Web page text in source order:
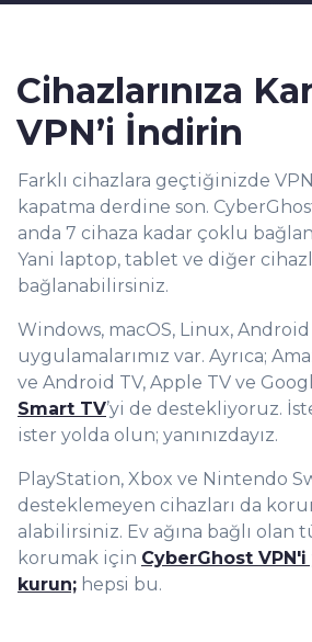
Cihazlarınıza
VPN’i İndirin
Farklı cihazlara geçtiğinizde
kapatma derdine son.
anda 7 cihaza kadar çoklu
Yani laptop, tablet ve diğer
bağlanabilirsiniz.
Windows, macOS, Linux,
uygulamalarımız var. Ayrıca;
ve Android TV, Apple TV ve
Smart TV’yi de destekliyoruz.
ister yolda olun; yanınızdayız.
PlayStation, Xbox ve Nintendo
desteklemeyen cihazları da
alabilirsiniz. Ev ağına bağlı ol an
korumak için CyberGhost
kurun; hepsi bu.